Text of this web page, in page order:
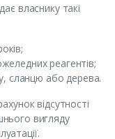
власнику такі
реагентів;
сланцю або дерева.
відсутності
вигляду